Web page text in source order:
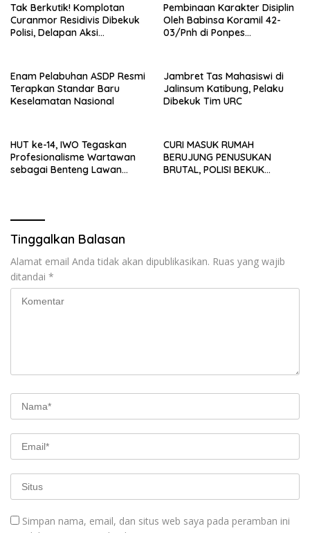
Tak Berkutik! Komplotan
Curanmor Residivis Dibekuk
Polisi, Delapan Aksi
Pembinaan Karakter Disiplin
Oleh Babinsa Koramil 42-
03/Pnh di Ponpes
Enam Pelabuhan ASDP Resmi
Terapkan Standar Baru
Keselamatan Nasional
Jambret Tas Mahasiswi di
Jalinsum Katibung, Pelaku
Dibekuk Tim URC
HUT ke-14, IWO Tegaskan
Profesionalisme Wartawan
sebagai Benteng Lawan
CURI MASUK RUMAH
BERUJUNG PENUSUKAN
BRUTAL, POLISI BEKUK
Tinggalkan Balasan
Alamat email Anda tidak akan dipublikasikan. Ruas yang wajib
ditandai *
Simpan nama, email, dan situs web saya pada peramban ini